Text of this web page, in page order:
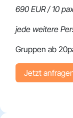
690 EUR / 10
jede weitere
Gruppen ab
Jetzt